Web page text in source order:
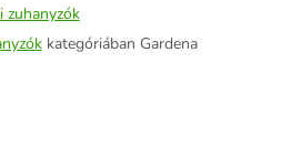
zuhanyzók
kategóriában Gardena